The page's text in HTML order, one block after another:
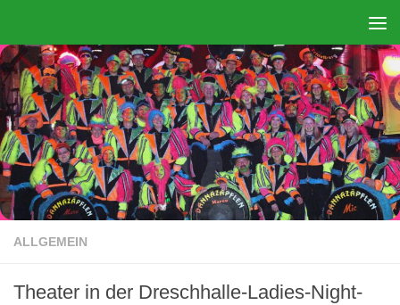
ALLGEMEIN
Theater in der Dreschhalle-Ladies-Night-